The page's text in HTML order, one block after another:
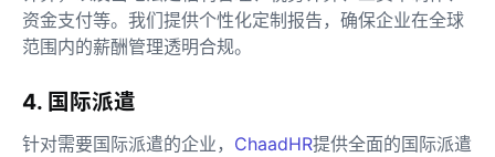
资金支付等。我们提供个性化定制报告，确保企业在全球
范围内的薪酬管理透明合规。
4. 国际派遣
针对需要国际派遣的企业， ChaadHR提供全面的国际派遣